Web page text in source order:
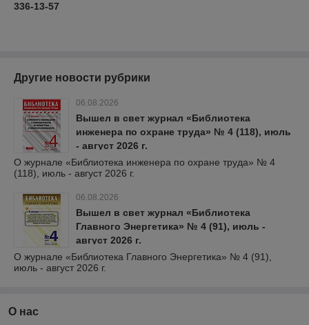
336-13-57
Другие новости рубрики
06.08.2026
Вышел в свет журнал «Библиотека
инженера по охране труда» № 4 (118), июль
- август 2026 г.
О журнале «Библиотека инженера по охране труда» № 4
(118), июль - август 2026 г.
06.08.2026
Вышел в свет журнал «Библиотека
Главного Энергетика» № 4 (91), июль -
август 2026 г.
О журнале «Библиотека Главного Энергетика» № 4 (91),
июль - август 2026 г.
О нас